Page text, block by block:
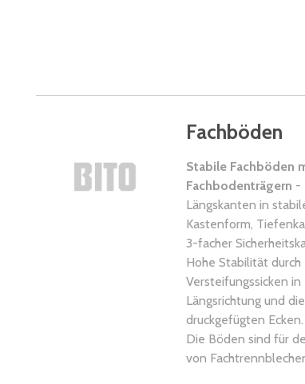
Fachböden
Stabile Fachböden
Fachbodenträgern -
Längskanten in
Kastenform,
3-facher
Hohe Stabilität durch
Versteifungssicken in
Längsrichtung und die
druckgefügten Ecken.
Die Böden sind für
von